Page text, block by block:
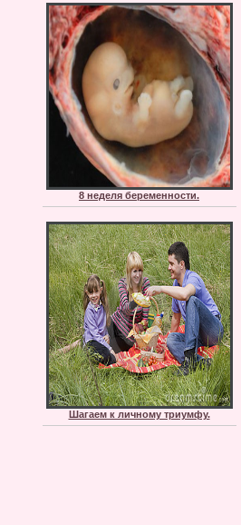
8 неделя беременности.
Шагаем к личному триумфу.